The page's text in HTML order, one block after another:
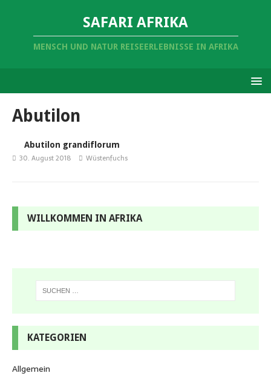
SAFARI AFRIKA
MENSCH UND NATUR REISEERLEBNISSE IN AFRIKA
Abutilon
Abutilon grandiflorum
30. August 2018 Wüstenfuchs
WILLKOMMEN IN AFRIKA
KATEGORIEN
Allgemein